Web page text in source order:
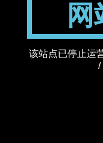
该站点已停止运
/